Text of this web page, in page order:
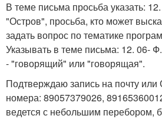
В теме письма просьба указать:
"Остров", просьба, кто может
задать вопрос по тематике
Указывать в теме письма: 12. 06-
- "говорящий" или "говорящая".
Подтверждаю запись на почту
номера: 89057379026,
ведется с небольшим перебором,